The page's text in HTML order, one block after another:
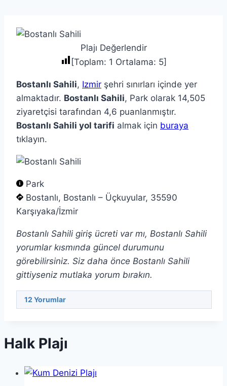
Plajı Değerlendir
[Toplam: 1 Ortalama: 5]
Bostanlı Sahili, Izmir şehri sınırları içinde yer
almaktadır. Bostanlı Sahili, Park olarak 14,505
ziyaretçisi tarafından 4,6 puanlanmıştır.
Bostanlı Sahili yol tarifi almak için buraya
tıklayın.
Park
Bostanlı, Bostanlı – Üçkuyular, 35590
Karşıyaka/İzmir
Bostanlı Sahili giriş ücreti var mı, Bostanlı Sahili
yorumlar kısmında güncel durumunu
görebilirsiniz. Siz daha önce Bostanlı Sahili
gittiyseniz mutlaka yorum bırakın.
12 Yorumlar
Halk Plajı